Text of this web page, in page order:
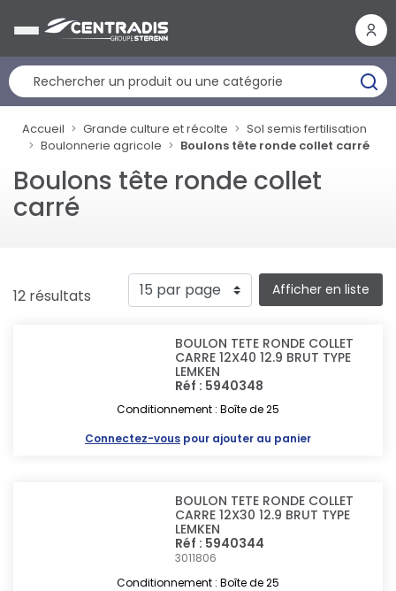
Accueil Grande culture et récolte
Sol semis fertilisation
Boulonnerie agricole
Boulons tête ronde collet carré
Boulons tête ronde collet
carré
12 résultats Afficher en liste
BOULON TETE RONDE COLLET
CARRE 12X40 12.9 BRUT TYPE
LEMKEN
Réf : 5940348
Conditionnement : Boîte de 25
Connectez-vous pour ajouter au panier
BOULON TETE RONDE COLLET
CARRE 12X30 12.9 BRUT TYPE
LEMKEN
Réf : 5940344
3011806
Conditionnement : Boîte de 25